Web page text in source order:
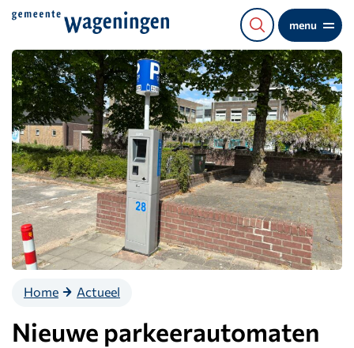
Direct
de
content
menu
Home Actueel
Nieuwe parkeerautomaten